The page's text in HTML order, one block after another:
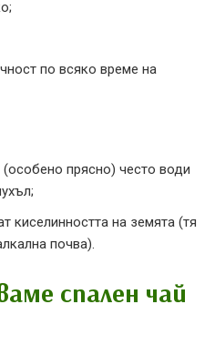
по всяко време на
прясно) често води
киселинността на земята (тя
почва).
спален чай